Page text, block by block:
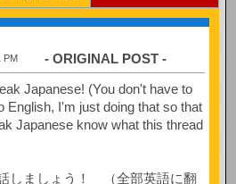
PM - ORIGINAL POST -
Japanese! (You don't have to
English, I'm just doing that so that
Japanese know what this thread
しましょう！ （全部英語に翻